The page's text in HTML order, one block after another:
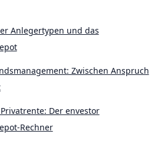
Anlegertypen und das
Zwischen Anspruch
Der envestor
Rechner